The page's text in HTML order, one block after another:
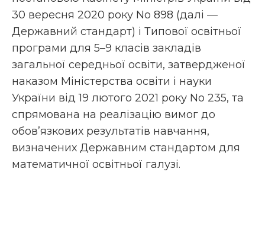
30 вересня 2020 року No 898 (далі —
Державний стандарт) і Типової освітньої
програми для 5–9 класів закладів
загальної середньої освіти, затвердженої
наказом Міністерства освіти і науки
України від 19 лютого 2021 року No 235, та
спрямована на реалізацію вимог до
обов’язкових результатів навчання,
визначених Державним стандартом для
математичної освітньої галузі.